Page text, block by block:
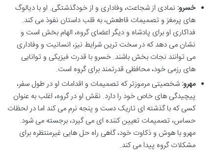
خسرو: نمادی از شجاعت، وفاداری و از خودگذشتگی. او با دیالوگ
های پرمغز و تصمیمات قاطعش، به قلب داستان نفوذ می کند.
فداکاری او برای پادشاه و دیگر اعضای گروه، الهام بخش است و
نشان می دهد که در سخت ترین شرایط نیز، انسانیت و وفاداری
می توانند نجات بخش باشند. خسرو با قدرت فیزیکی و توانایی
های رزمی خود، محافظی قدرتمند برای گروه است.
مهرو: شخصیتی مرموزتر که تصمیمات و اقدامات او در طول سفر،
پیچیدگی های خاص خود را دارد. نقش او در گروه، اغلب به عنوان
کسی که با گذشته ای تاریک دست و پنجه نرم می کند اما در لحظات
حساس، تصمیمات تعیین کننده ای می گیرد، برجسته می شود.
مهرو با هوش و ذکاوت خود، گاهی راه حل هایی غیرمنتظره برای
مشکلات گروه پیدا می کند.